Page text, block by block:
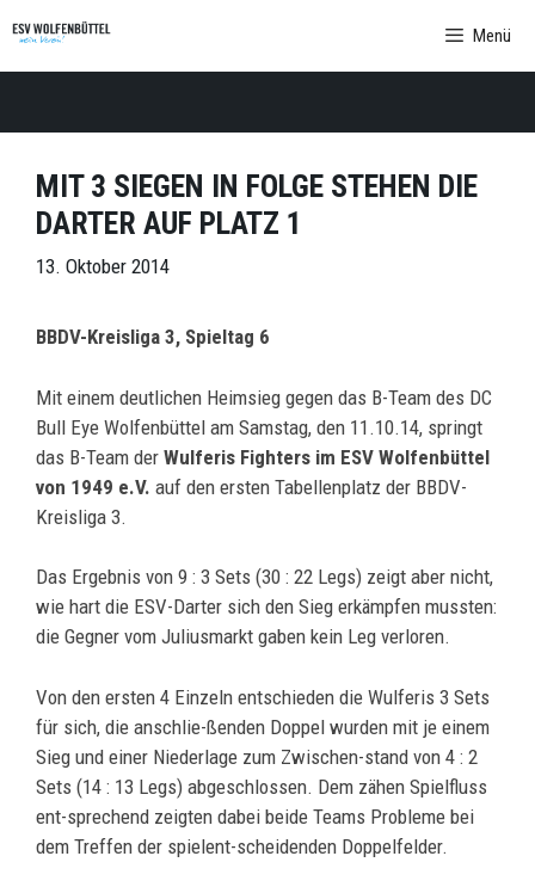
Inhalt
springen
Menü
MIT 3 SIEGEN IN FOLGE STEHEN DIE
DARTER AUF PLATZ 1
13. Oktober 2014
BBDV-Kreisliga 3, Spieltag 6
Mit einem deutlichen Heimsieg gegen das B-Team des DC
Bull Eye Wolfenbüttel am Samstag, den 11.10.14, springt
das B-Team der Wulferis Fighters im ESV Wolfenbüttel
von 1949 e.V. auf den ersten Tabellenplatz der BBDV-
Kreisliga 3.
Das Ergebnis von 9 : 3 Sets (30 : 22 Legs) zeigt aber nicht,
wie hart die ESV-Darter sich den Sieg erkämpfen mussten:
die Gegner vom Juliusmarkt gaben kein Leg verloren.
Von den ersten 4 Einzeln entschieden die Wulferis 3 Sets
für sich, die anschlie-ßenden Doppel wurden mit je einem
Sieg und einer Niederlage zum Zwischen-stand von 4 : 2
Sets (14 : 13 Legs) abgeschlossen. Dem zähen Spielfluss
ent-sprechend zeigten dabei beide Teams Probleme bei
dem Treffen der spielent-scheidenden Doppelfelder.